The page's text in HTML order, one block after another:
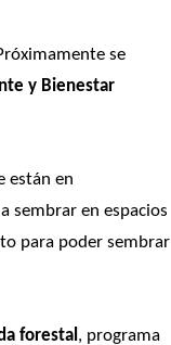
se
y Bienestar
están en
sembrar en espacios
para poder sembrar
forestal , programa